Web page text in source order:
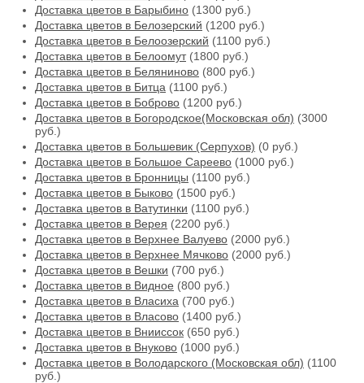
Доставка цветов в Барыбино (1300 руб.)
Доставка цветов в Белозерский (1200 руб.)
Доставка цветов в Белоозерский (1100 руб.)
Доставка цветов в Белоомут(1800 руб.)
Доставка цветов в Беляниново (800 руб.)
Доставка цветов в Битца (1100 руб.)
Доставка цветов в Боброво (1200 руб.)
Доставка цветов в Богородское(Московская обл) (3000
руб.)
Доставка цветов в Большевик (Серпухов) (0 руб.)
Доставка цветов в Большое Сареево (1000 руб.)
Доставка цветов в Бронницы (1100 руб.)
Доставка цветов в Быково (1500 руб.)
Доставка цветов в Ватутинки (1100 руб.)
Доставка цветов в Верея (2200 руб.)
Доставка цветов в Верхнее Валуево (2000 руб.)
Доставка цветов в Верхнее Мячково (2000 руб.)
Доставка цветов в Вешки (700 руб.)
Доставка цветов в Видное (800 руб.)
Доставка цветов в Власиха (700 руб.)
Доставка цветов в Власово (1400 руб.)
Доставка цветов в Внииссок (650 руб.)
Доставка цветов в Внуково (1000 руб.)
Доставка цветов в Володарского (Московская обл) (1100
руб.)